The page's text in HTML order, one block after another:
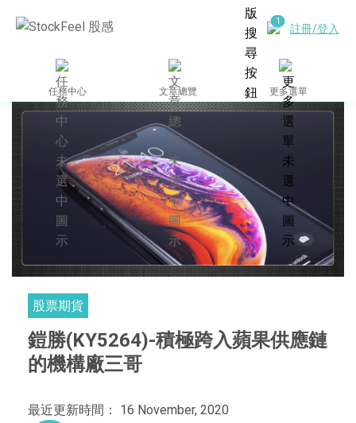
註冊/登入
任務中心 文章總覽 更多選單
股票期貨
鎧勝(KY5264)-積極跨入蘋果供應鏈
的機構廠三哥
最近更新時間： 16 November, 2020